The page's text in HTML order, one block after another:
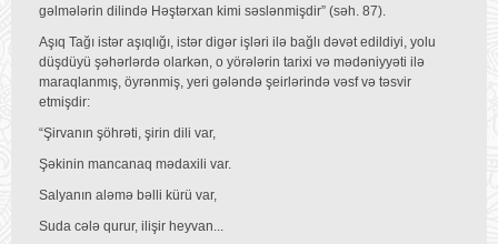
gəlmələrin dilində Həştərxan kimi səslənmişdir” (səh. 87).
Aşıq Tağı istər aşıqlığı, istər digər işləri ilə bağlı dəvət edildiyi, yolu
düşdüyü şəhərlərdə olarkən, o yörələrin tarixi və mədəniyyəti ilə
maraqlanmış, öyrənmiş, yeri gələndə şeirlərində vəsf və təsvir
etmişdir:
“Şirvanın şöhrəti, şirin dili var,
Şəkinin mancanaq mədaxili var.
Salyanın aləmə bəlli kürü var,
Suda cələ qurur, ilişir heyvan...